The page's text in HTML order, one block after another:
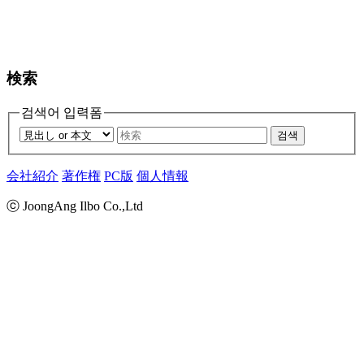
検索
검색어 입력폼
검색
会社紹介 著作権 PC版 個人情報
ⓒ JoongAng Ilbo Co.,Ltd